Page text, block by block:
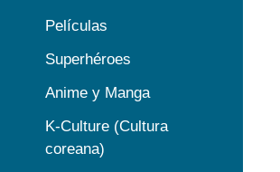
Películas
Superhéroes
Anime y Manga
K-Culture (Cultura
coreana)